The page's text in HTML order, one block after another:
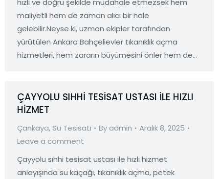
hızlı ve doğru şekilde müdahale etmezsek hem
maliyetli hem de zaman alıcı bir hale
gelebilir.Neyse ki, uzman ekipler tarafından
yürütülen Ankara Bahçelievler tıkanıklık açma
hizmetleri, hem zararın büyümesini önler hem de…
ÇAYYOLU SIHHİ TESİSAT USTASI İLE HIZLI
HİZMET
Çankaya,Su Tesisatı By admin
Aralık 8, 2025
Leave a comment
Çayyolu sıhhi tesisat ustası ile hızlı hizmet
anlayışında su kaçağı, tıkanıklık açma, petek